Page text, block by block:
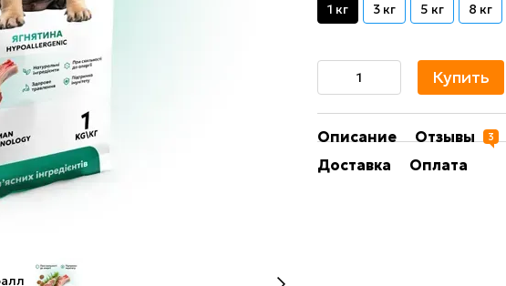
1 кг 3 кг 5 кг 8 кг
Купить
Описание Отзывы 3
Доставка Оплата